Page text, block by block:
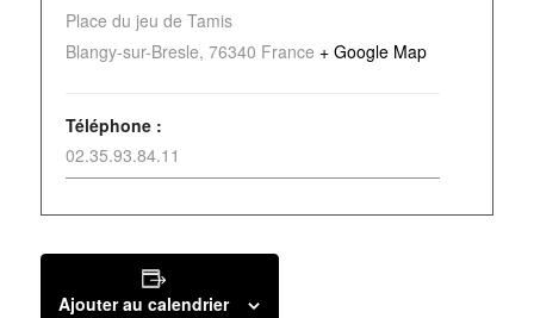
Place du jeu de Tamis
Blangy-sur-Bresle, 76340 France + Google Map
Téléphone :
02.35.93.84.11
Ajouter au calendrier